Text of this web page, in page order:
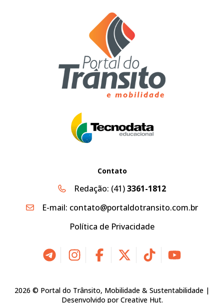
Contato
Redação: (41)3361-1812
E-mail: contato@portaldotransito.com.br
Política de Privacidade
2026 © Portal do Trânsito, Mobilidade & Sustentabilidade |
Desenvolvido porCreative Hut.